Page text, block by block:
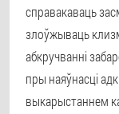
справакаваць
злоўжываць
абкручванні
пры наяўнасці
выкарыстаннем